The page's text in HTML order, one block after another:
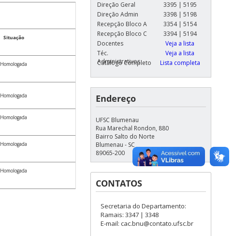
Situação
Homologada
Homologada
Homologada
Homologada
Homologada
Direção Geral
3395 | 5195
Direção Admin
3398 | 5198
Recepção Bloco A
3354 | 5154
Recepção Bloco C
3394 | 5194
Docentes
Veja a lista
Téc.
Administrativos
Veja a lista
Catálogo Completo
Lista completa
Endereço
UFSC Blumenau
Rua Marechal Rondon, 880
Bairro Salto do Norte
Blumenau - SC
89065-200
CONTATOS
Secretaria do Departamento:
Ramais: 3347 | 3348
E-mail: cac.bnu@contato.ufsc.br